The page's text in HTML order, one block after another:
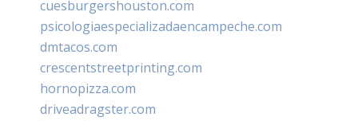
cuesburgershouston.com
psicologiaespecializadaencampeche.com
dmtacos.com
crescentstreetprinting.com
hornopizza.com
driveadragster.com